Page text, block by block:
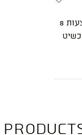
טבעת אירוסין זו מתהדרת ביהלום בחיתוך אמרלד משובץ באמצעות 8